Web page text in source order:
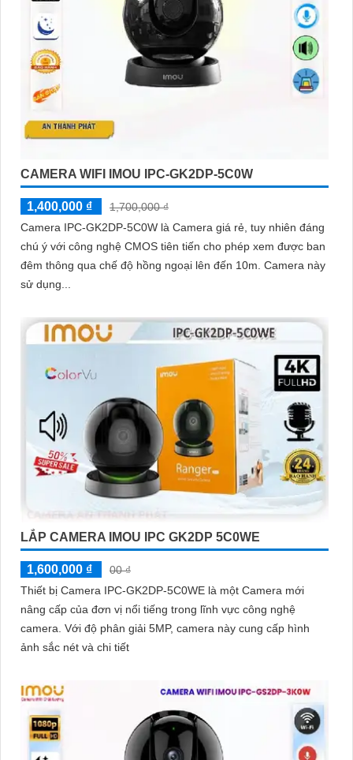
CAMERA WIFI IMOU IPC-GK2DP-5C0W
1,400,000 ₫
1,700,000 ₫
Camera IPC-GK2DP-5C0W là Camera giá rẻ, tuy nhiên đáng
chú ý với công nghệ CMOS tiên tiến cho phép xem được ban
đêm thông qua chế độ hồng ngoại lên đến 10m. Camera này
sử dụng...
LẮP CAMERA IMOU IPC GK2DP 5C0WE
1,600,000 ₫
00 ₫
Thiết bị Camera IPC-GK2DP-5C0WE là một Camera mới
nâng cấp của đơn vị nổi tiếng trong lĩnh vực công nghệ
camera. Với độ phân giải 5MP, camera này cung cấp hình
ảnh sắc nét và chi tiết